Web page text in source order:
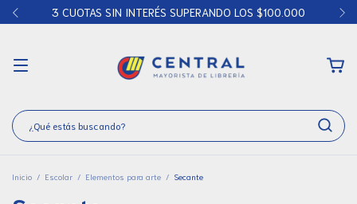
3 CUOTAS SIN INTERÉS SUPERANDO LOS $100.000
Inicio / Escolar / Elementos para arte / Secante